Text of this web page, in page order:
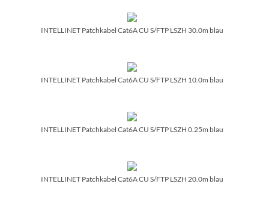
INTELLINET Patchkabel Cat6A CU S/­FTP LSZH 30.0m blau
INTELLINET Patchkabel Cat6A CU S/­FTP LSZH 10.0m blau
INTELLINET Patchkabel Cat6A CU S/­FTP LSZH 0.25m blau
INTELLINET Patchkabel Cat6A CU S/­FTP LSZH 20.0m blau